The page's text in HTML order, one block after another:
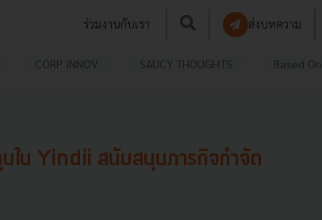
ร่วมงานกับเรา ส่งบทความ
CORP INNOV SAUCY THOUGHTS Based On
น Yindii สนับสนุนภารกิจกำจัด